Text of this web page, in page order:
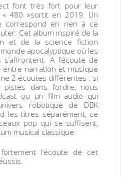
font très fort pour leur
480 »sortit en 2019. Un
correspond en rien à ce
Cet album inspiré de la
et de la science fiction
apocalyptique où les
A l’écoute de
entre narration et musique
2 écoutes différentes : si
dans l’ordre, nous
ou un film audio qui
robotique de DBK
les titres séparément, ce
pop qui se suffisent,
musical classique.
l’écoute de cet